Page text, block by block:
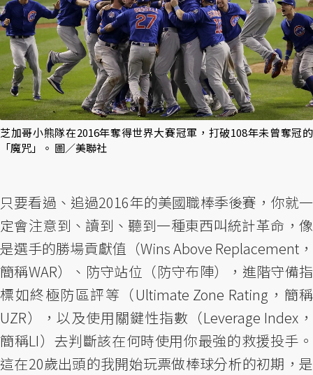
芝加哥小熊隊在2016年奪得世界大賽冠軍，打破108年未曾奪冠的
「魔咒」。 圖／美聯社
只要看過、追過2016年的美國職棒季後賽，你就一
定會注意到、讀到、聽到一種東西叫統計革命，像
是選手的勝場貢獻值（Wins Above Replacement，
簡稱WAR）、防守站位（防守布陣），進階守備指
標如終極防區評等（Ultimate Zone Rating，簡稱
UZR），以及使用關鍵性指數（Leverage Index，
簡稱LI）去判斷該在何時使用你最強的救援投手。
這在20歲出頭的我開始玩票做棒球分析的初期，是